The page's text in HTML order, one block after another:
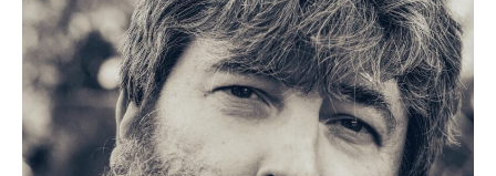
Marcos Orsi
Idiomas:Castellano: Nativo